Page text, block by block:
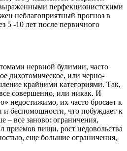
перфекционистскими
неблагоприятный прогноз в
5 -10 лет после первичного
нервной булимии, часто
дихотомическое, или черно-
крайними категориями. Так,
совершенно, или никак. И
недостижимо, их часто бросает к
беспомощности, что побуждает к
все заново: ограничения,
приемов пищи, рост недовольства
еще большие ограничения,